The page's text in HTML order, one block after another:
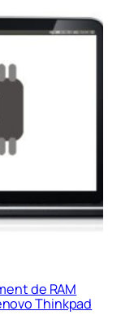
de RAM
Thinkpad